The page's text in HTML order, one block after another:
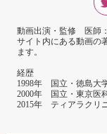
動画出演・監修 医師
サイト内にある動画の
ます。
経歴
1998年 国立・徳島大
2000年 国立・東京医
2015年 ティアラクリ